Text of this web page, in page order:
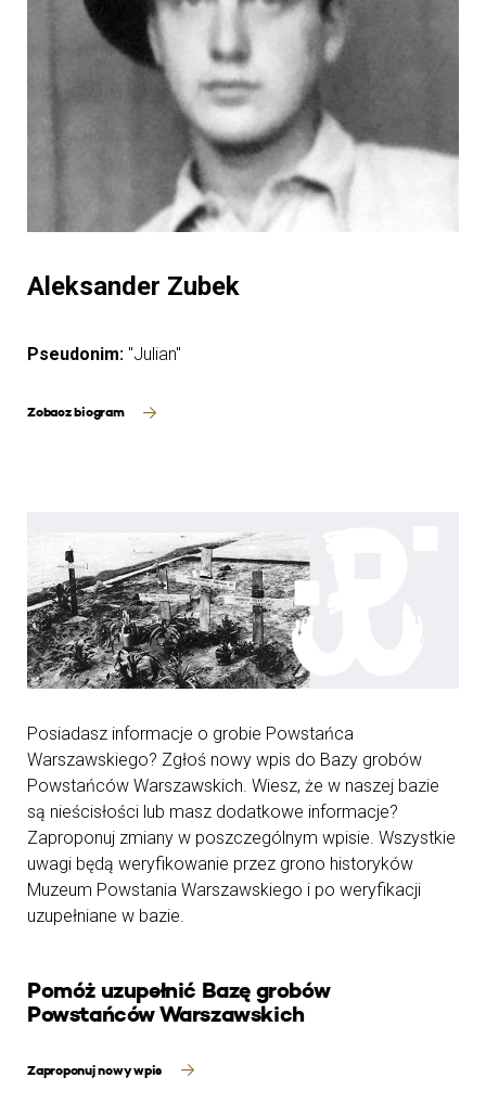
Aleksander Zubek
Pseudonim: "Julian"
Zobacz biogram
Posiadasz informacje o grobie Powstańca
Warszawskiego? Zgłoś nowy wpis do Bazy grobów
Powstańców Warszawskich. Wiesz, że w naszej bazie
są nieścisłości lub masz dodatkowe informacje?
Zaproponuj zmiany w poszczególnym wpisie. Wszystkie
uwagi będą weryfikowanie przez grono historyków
Muzeum Powstania Warszawskiego i po weryfikacji
uzupełniane w bazie.
Pomóż uzupełnić Bazę grobów
Powstańców Warszawskich
Zaproponuj nowy wpis